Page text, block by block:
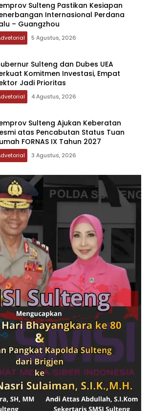
Sulteng Pastikan Kesiapan
Internasional Perdana
– Guangzhou
5 Agustus, 2026
Sulteng dan Dubes UEA
Komitmen Investasi, Empat
Jadi Prioritas
4 Agustus, 2026
Sulteng Ajukan Keberatan
atas Pencabutan Status Tuan
FORNAS IX Tahun 2027
3 Agustus, 2026